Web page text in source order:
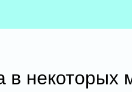
в некоторых